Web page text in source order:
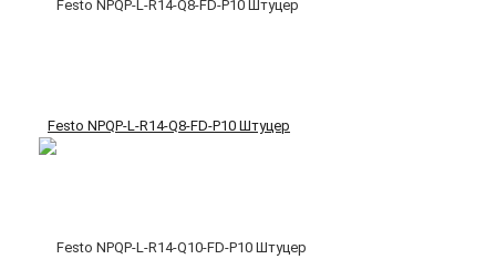
Festo NPQP-L-R14-Q8-FD-P10 Штуцер